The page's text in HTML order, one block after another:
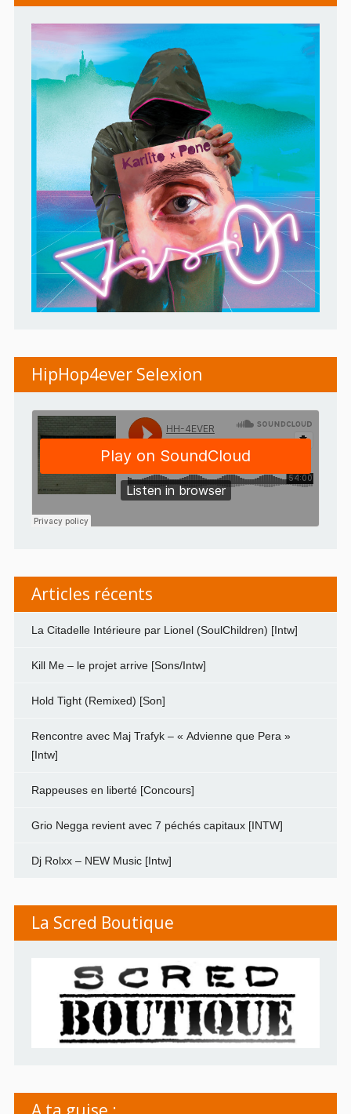
HipHop4ever Selexion
Articles récents
La Citadelle Intérieure par Lionel (SoulChildren) [Intw]
Kill Me – le projet arrive [Sons/Intw]
Hold Tight (Remixed) [Son]
Rencontre avec Maj Trafyk – « Advienne que Pera »
[Intw]
Rappeuses en liberté [Concours]
Grio Negga revient avec 7 péchés capitaux [INTW]
Dj Rolxx – NEW Music [Intw]
La Scred Boutique